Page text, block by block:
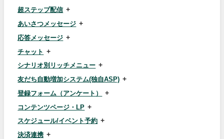
超ステップ配信
あいさつメッセージ
応答メッセージ
チャット
シナリオ別リッチメニュー
友だち自動増加システム(独自ASP)
登録フォーム（アンケート）
コンテンツページ・LP
スケジュール/イベント予約
決済連携